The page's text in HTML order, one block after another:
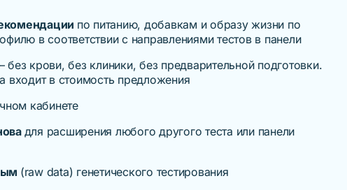
по питанию, добавкам и образу жизни по
в соответствии с направлениями тестов в панели
– без крови, без клиники, без предварительной подготовки.
входит в стоимость предложения
кабинете
для расширения любого другого теста или панели
(raw data) генетического тестирования